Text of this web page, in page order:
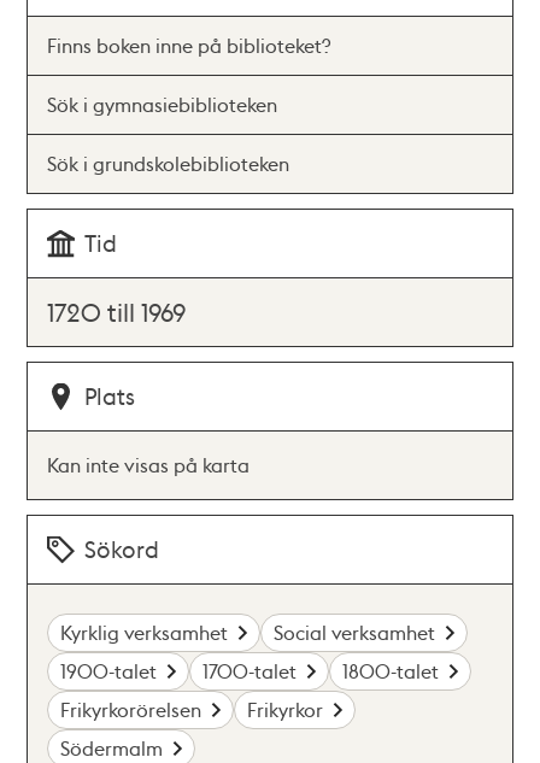
Finns boken inne på biblioteket?
Sök i gymnasiebiblioteken
Sök i grundskolebiblioteken
Tid
1720 till 1969
Plats
Kan inte visas på karta
Sökord
Kyrklig verksamhet
Social verksamhet
1900-talet
1700-talet
1800-talet
Frikyrkorörelsen
Frikyrkor
Södermalm